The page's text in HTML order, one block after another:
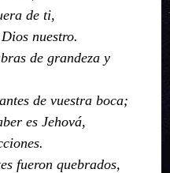
de ti,
nuestro.
de grandeza y
de vuestra boca;
es Jehová,
fueron quebrados,